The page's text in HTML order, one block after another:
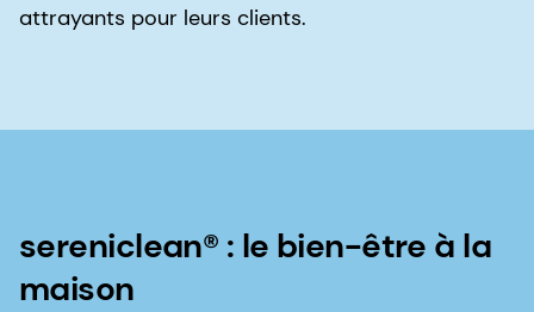
attrayants pour leurs clients.
sereniclean® : le bien-être à la
maison